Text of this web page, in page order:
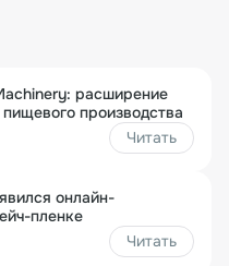
расширение
производства
Читать
онлайн-
пленке
Читать